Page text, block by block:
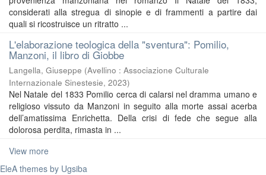
considerati alla stregua di sinopie e di frammenti a partire dai
quali si ricostruisce un ritratto ...
L'elaborazione teologica della "sventura": Pomilio,
Manzoni, il libro di Giobbe
Langella, Giuseppe (Avellino : Associazione Culturale
Internazionale Sinestesie, 2023)
Nel Natale del 1833 Pomilio cerca di calarsi nel dramma umano e
religioso vissuto da Manzoni in seguito alla morte assai acerba
dell’amatissima Enrichetta. Della crisi di fede che segue alla
dolorosa perdita, rimasta in ...
View more
EleA themes by Ugsiba